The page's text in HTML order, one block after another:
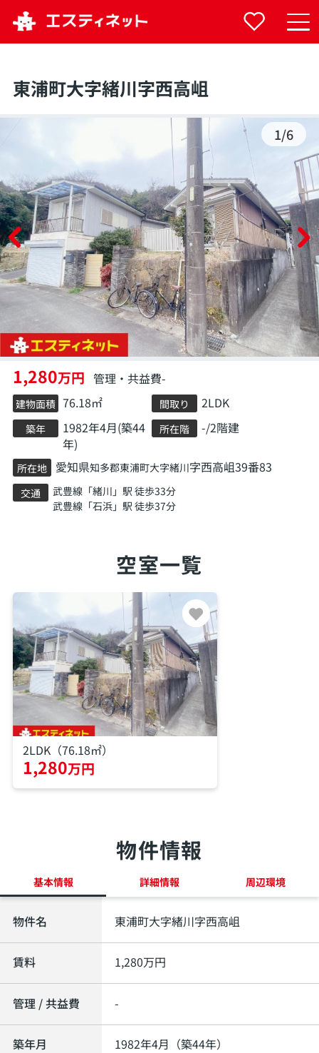
東浦町大字緒川字西高岨
1/6
1,280万円 管理・共益費-
建物面積 76.18㎡ 間取り 2LDK
築年
1982年4月(築44
年)
所在階 -/2階建
所在地 愛知県知多郡東浦町大字緒川字西高岨39番83
交通 武豊線 「緒川 」駅 徒歩33分
武豊線 「石浜」駅 徒歩37分
空室一覧
2LDK（76.18㎡）
1,280万円
物件情報
基本情報 詳細情報 周辺環境
物件名 東浦町大字緒川字西高岨
賃料 1,280万円
管理 / 共益費 -
築年月 1982年4月（築44年）